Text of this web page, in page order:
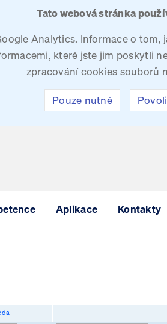
Tato webová stránka
Analytics. Informace o
které jste jim poskytli
zpracování cookies souborů
Pouze nutné
Aplikace Kontakty